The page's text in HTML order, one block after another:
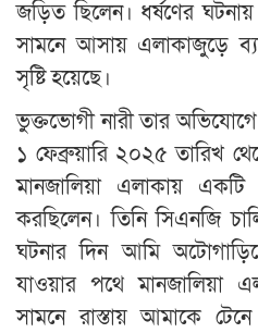
জড়িত ছিলেন। ধর্ষণের
সামনে আসায় এলাকাজুড়ে
সৃষ্টি হয়েছে।
ভুক্তভোগী নারী তার
১ ফেব্রুয়ারি ২০২৫ তারিখ
মানজালিয়া এলাকায়
করছিলেন। তিনি সিএনজি
ঘটনার দিন আমি
যাওয়ার পথে মানজালিয়া
সামনে রাস্তায় আমাকে